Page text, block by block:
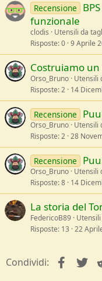
Recensione
funzionale
clodis
Utensili da
Risposte 0 9 Aprile
Costruiamo
Orso_Bruno Utensili
Risposte 2 14
Recensione
Orso_Bruno Utensili
Risposte 2 28
Recensione
Orso_Bruno Utensili
Risposte 8 14
La storia del
FedericoB89
Risposte 13 22
Condividi: